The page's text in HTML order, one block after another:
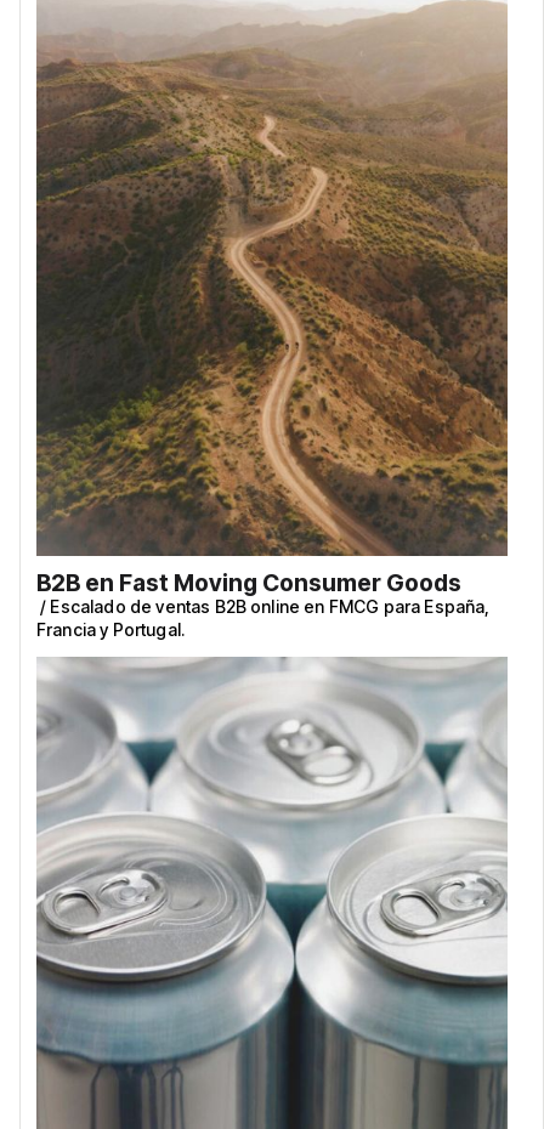
B2B en Fast Moving Consumer Goods
/ Escalado de ventas B2B online en FMCG para España,
Francia y Portugal.